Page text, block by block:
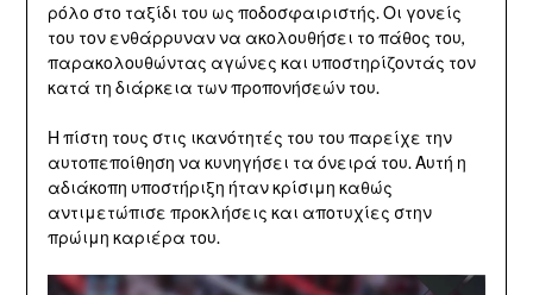
ρόλο στο ταξίδι του ως ποδοσφαιριστής. Οι γονείς
του τον ενθάρρυναν να ακολουθήσει το πάθος του,
παρακολουθώντας αγώνες και υποστηρίζοντάς τον
κατά τη διάρκεια των προπονήσεών του.
Η πίστη τους στις ικανότητές του του παρείχε την
αυτοπεποίθηση να κυνηγήσει τα όνειρά του. Αυτή η
αδιάκοπη υποστήριξη ήταν κρίσιμη καθώς
αντιμετώπισε προκλήσεις και αποτυχίες στην
πρώιμη καριέρα του.